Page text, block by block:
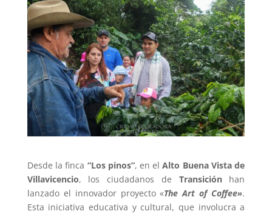
Desde la finca “Los pinos”, en elAlto Buena Vista de
Villavicencio, los ciudadanos de Transiciónhan
lanzado el innovador proyecto «The Art of Coffee».
Esta iniciativa educativa y cultural, que involucra a